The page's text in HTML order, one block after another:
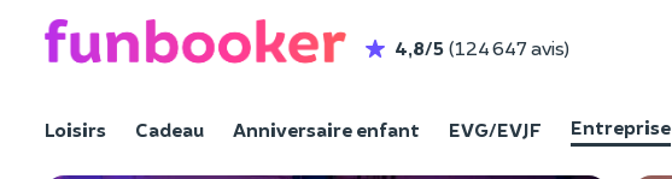
4,8/5 (124 647 avis)
Loisirs Cadeau Anniversaire enfant EVG/EVJF Entreprise